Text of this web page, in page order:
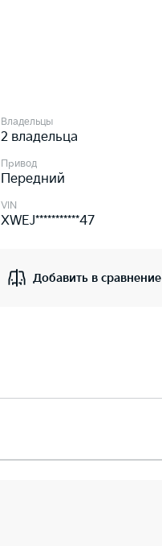
Владельцы
2 владельца
Привод
Передний
VIN
XWEJ***********47
Добавить в сравнение